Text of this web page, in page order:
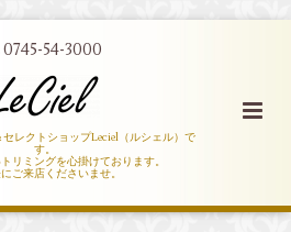
0745-54-3000
レクトショップLeciel（ルシェル）で
す。
リミングを心掛けております。
ご来店くださいませ。